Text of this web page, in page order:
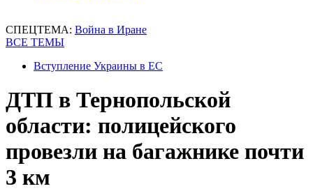
СПЕЦТЕМА: Война в Иране
ВСЕ ТЕМЫ
Вступление Украины в ЕС
ДТП в Тернопольской
области: полицейского
провезли на багажнике почти
3 км